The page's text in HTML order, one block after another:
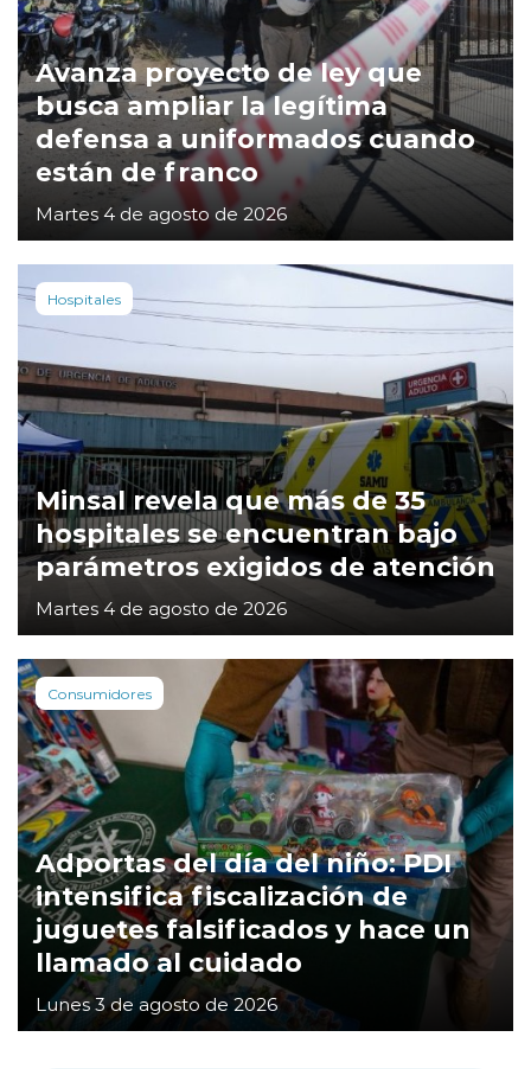
Avanza proyecto de ley que
busca ampliar la legítima
defensa a uniformados cuando
están de franco
Martes 4 de agosto de 2026
Hospitales
Minsal revela que más de 35
hospitales se encuentran bajo
parámetros exigidos de atención
Martes 4 de agosto de 2026
Consumidores
Adportas del día del niño: PDI
intensifica fiscalización de
juguetes falsificados y hace un
llamado al cuidado
Lunes 3 de agosto de 2026